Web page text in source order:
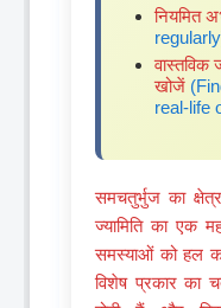
नियमित
खोजें
real-life
समचतुर्भुज का
ज्यामिति का एक
समस्याओं को हल
विशेष प्रकार का